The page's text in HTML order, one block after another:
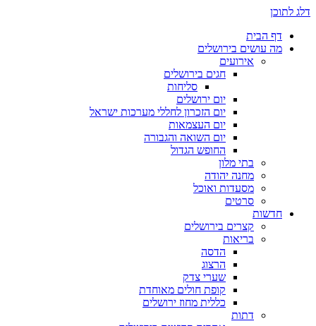
דלג לתוכן
דף הבית
מה עושים בירושלים
אירועים
חגים בירושלים
סליחות
יום ירושלים
יום הזכרון לחללי מערכות ישראל
יום העצמאות
יום השואה והגבורה
החופש הגדול
בתי מלון
מחנה יהודה
מסעדות ואוכל
סרטים
חדשות
קצרים בירושלים
בריאות
הדסה
הרצוג
שערי צדק
קופת חולים מאוחדת
כללית מחוז ירושלים
דתות